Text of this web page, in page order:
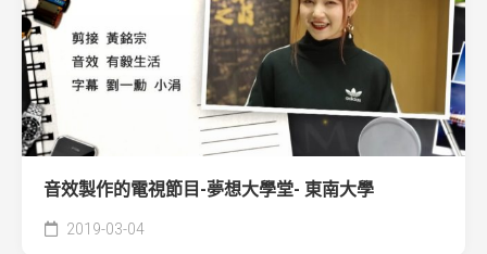
音效製作的電視節目-夢想大學堂- 東南大學
2019-03-04